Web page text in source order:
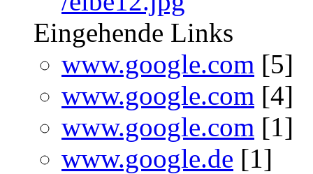
Eingehende Links
www.google.com [5]
www.google.com [4]
www.google.com [1]
www.google.de [1]